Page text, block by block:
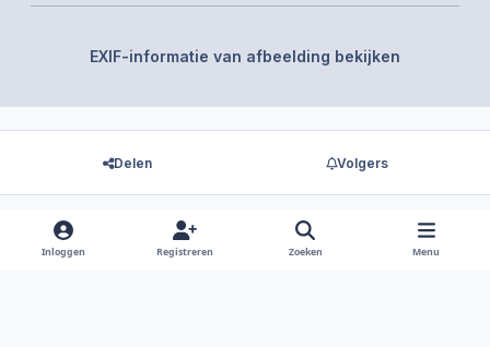
EXIF-informatie van afbeelding bekijken
Delen Volgers
Er zijn geen reacties om weer te geven.
Inloggen Registreren Zoeken Menu